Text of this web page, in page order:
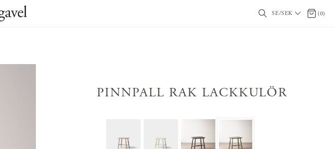
SE/SEK 0 (0)
PINNPALL RAK LACKKULÖR